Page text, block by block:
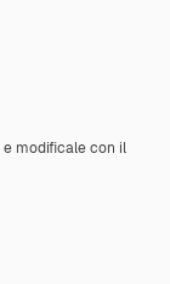
e modificale con il